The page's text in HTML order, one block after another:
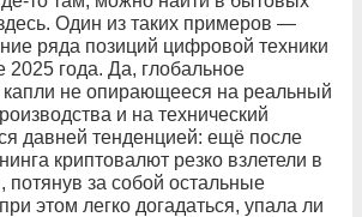
Один из таких примеров —
ряда позиций цифровой техники
2025 года. Да, глобальное
не опирающееся на реальный
и на технический
давней тенденцией: ещё после
криптовалют резко взлетели в
потянув за собой остальные
этом легко догадаться, упала ли